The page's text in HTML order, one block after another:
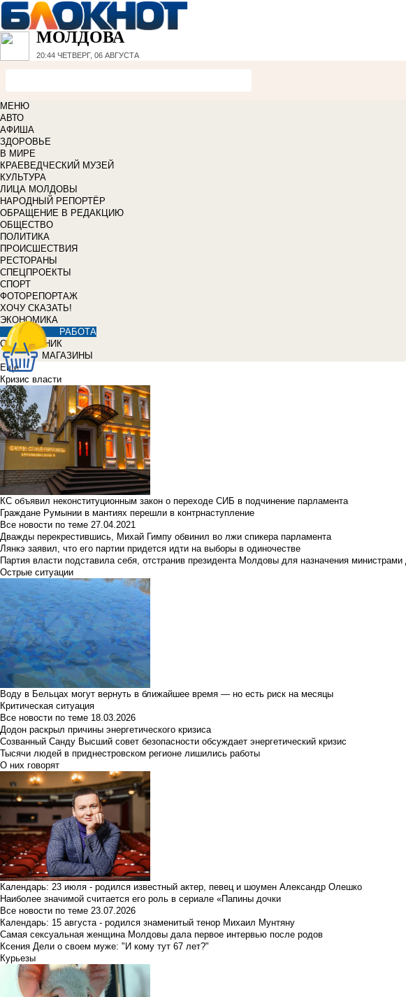
МОЛДОВА
20:44 ЧЕТВЕРГ, 06 АВГУСТА
МЕНЮ
АВТО
АФИША
ЗДОРОВЬЕ
В МИРЕ
КРАЕВЕДЧЕСКИЙ МУЗЕЙ
КУЛЬТУРА
ЛИЦА МОЛДОВЫ
НАРОДНЫЙ РЕПОРТЁР
ОБРАЩЕНИЕ В РЕДАКЦИЮ
ОБЩЕСТВО
ПОЛИТИКА
ПРОИСШЕСТВИЯ
РЕСТОРАНЫ
СПЕЦПРОЕКТЫ
СПОРТ
ФОТОРЕПОРТАЖ
ХОЧУ СКАЗАТЬ!
ЭКОНОМИКА
РАБОТА
СПРАВОЧНИК
МАГАЗИНЫ
Еще
Кризис власти
КС объявил неконституционным закон о переходе СИБ в подчинение парламента
Граждане Румынии в мантиях перешли в контрнаступление
Все новости по теме 27.04.2021
Дважды перекрестившись, Михай Гимпу обвинил во лжи спикера парламента
Лянкэ заявил, что его партии придется идти на выборы в одиночестве
Партия власти подставила себя, отстранив президента Молдовы для назначения министрами
Острые ситуации
Воду в Бельцах могут вернуть в ближайшее время — но есть риск на месяцы
Критическая ситуация
Все новости по теме 18.03.2026
Додон раскрыл причины энергетического кризиса
Созванный Санду Высший совет безопасности обсуждает энергетический кризис
Тысячи людей в приднестровском регионе лишились работы
О них говорят
Календарь: 23 июля - родился известный актер, певец и шоумен Александр Олешко
Наиболее значимой считается его роль в сериале «Папины дочки
Все новости по теме 23.07.2026
Календарь: 15 августа - родился знаменитый тенор Михаил Мунтяну
Самая сексуальная женщина Молдовы дала первое интервью после родов
Ксения Дели о своем муже: "И кому тут 67 лет?"
Курьезы